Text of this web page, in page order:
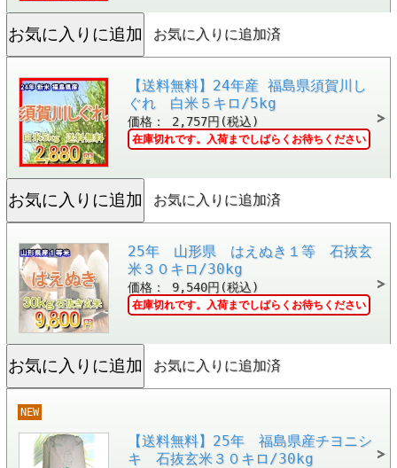
お気に入りに追加済
【送料無料】24年産 福島県須賀川し
ぐれ 白米５キロ/5kg
価格： 2,757円(税込)
在庫切れです。入荷までしばらくお待ちください
お気に入りに追加済
25年 山形県 はえぬき１等 石抜玄
米３０キロ/30kg
価格： 9,540円(税込)
在庫切れです。入荷までしばらくお待ちください
お気に入りに追加済
NEW
【送料無料】25年 福島県産チヨニシ
キ 石抜玄米３０キロ/30kg